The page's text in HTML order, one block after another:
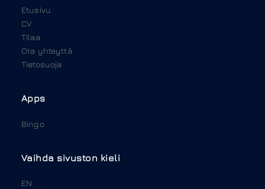
Etusivu
CV
Tilaa
Ota yhteyttä
Tietosuoja
Apps
Bingo
Vaihda sivuston kieli
EN